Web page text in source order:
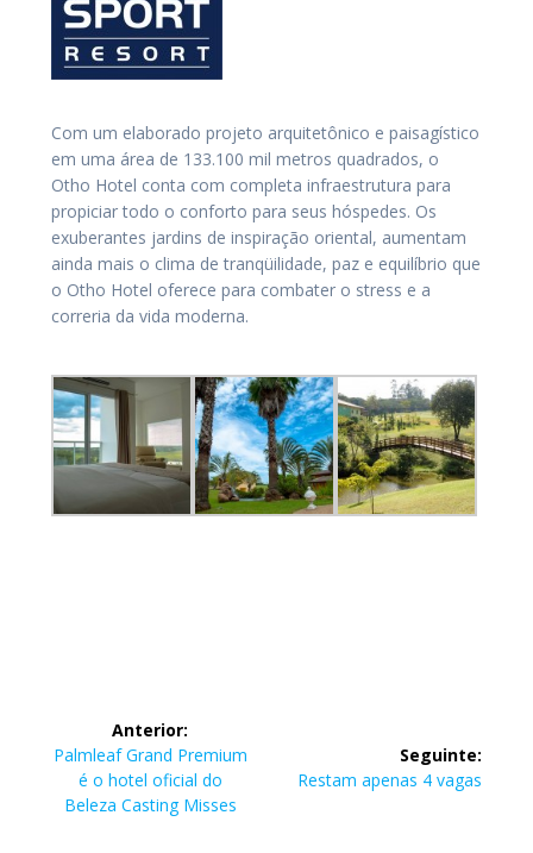
Com um elaborado projeto arquitetônico e paisagístico
em uma área de 133.100 mil metros quadrados, o
Otho Hotel conta com completa infraestrutura para
propiciar todo o conforto para seus hóspedes. Os
exuberantes jardins de inspiração oriental, aumentam
ainda mais o clima de tranqüilidade, paz e equilíbrio que
o Otho Hotel oferece para combater o stress e a
correria da vida moderna.
Navegação
de
Post
Anterior:
Post
anterior:
Palmleaf Grand Premium
é o hotel oficial do
Beleza Casting Misses
Seguinte:
Post
Restam apenas 4 vagas